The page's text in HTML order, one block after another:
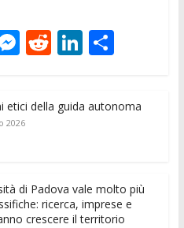
M
ss
e
er
R
di
Li
e
C
di
etici della guida autonoma
2026
di Padova vale molto più
ricerca, imprese e
crescere il territorio